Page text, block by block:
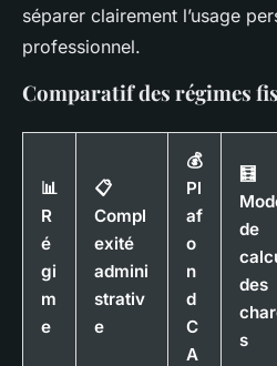
séparer clairement l’usage
professionnel.
Comparatif des régimes
📊
R
é
gi
m
e
📋
Compl
exité
admini
strativ
e
💰
Pl
af
o
n
d
C
A
🧮
de
des
s